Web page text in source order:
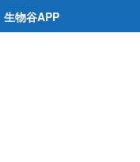
生物谷APP